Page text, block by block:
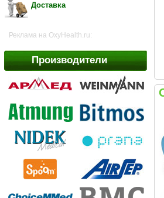
Доставка
Реклама на OxyHealth.ru:
Производители